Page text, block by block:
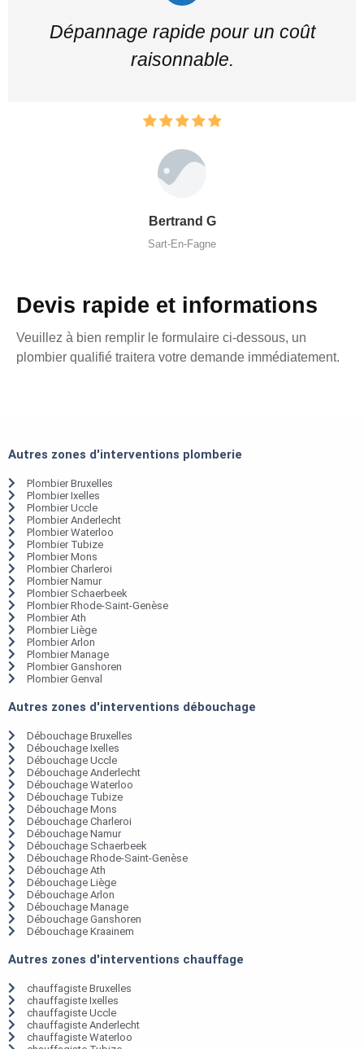
Dépannage rapide pour un coût
raisonnable.
Bertrand G
Sart-En-Fagne
Devis rapide et informations
Veuillez à bien remplir le formulaire ci-dessous, un
plombier qualifié traitera votre demande immédiatement.
Autres zones d'interventions plomberie
Plombier Bruxelles
Plombier Ixelles
Plombier Uccle
Plombier Anderlecht
Plombier Waterloo
Plombier Tubize
Plombier Mons
Plombier Charleroi
Plombier Namur
Plombier Schaerbeek
Plombier Rhode-Saint-Genèse
Plombier Ath
Plombier Liège
Plombier Arlon
Plombier Manage
Plombier Ganshoren
Plombier Genval
Autres zones d'interventions débouchage
Débouchage Bruxelles
Débouchage Ixelles
Débouchage Uccle
Débouchage Anderlecht
Débouchage Waterloo
Débouchage Tubize
Débouchage Mons
Débouchage Charleroi
Débouchage Namur
Débouchage Schaerbeek
Débouchage Rhode-Saint-Genèse
Débouchage Ath
Débouchage Liège
Débouchage Arlon
Débouchage Manage
Débouchage Ganshoren
Débouchage Kraainem
Autres zones d'interventions chauffage
chauffagiste Bruxelles
chauffagiste Ixelles
chauffagiste Uccle
chauffagiste Anderlecht
chauffagiste Waterloo